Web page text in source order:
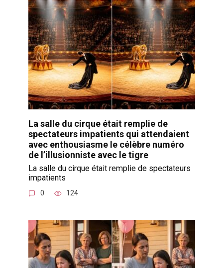
La salle du cirque était remplie de
spectateurs impatients qui attendaient
avec enthousiasme le célèbre numéro
de l’illusionniste avec le tigre
La salle du cirque était remplie de spectateurs
impatients
0 124